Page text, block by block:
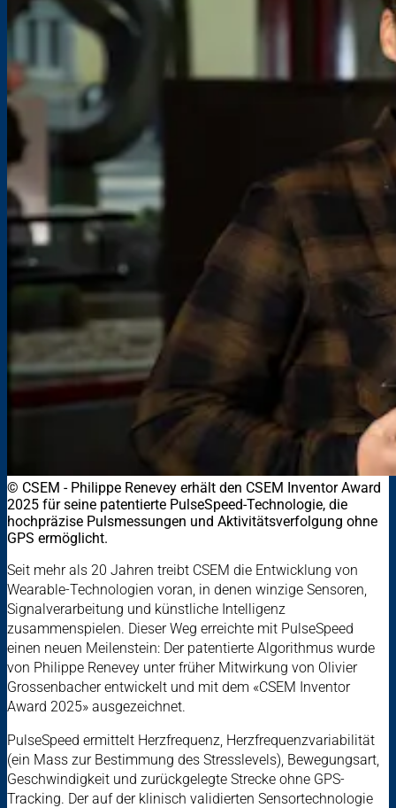
© CSEM - Philippe Renevey erhält den CSEM Inventor Award
2025 für seine patentierte PulseSpeed-Technologie, die
hochpräzise Pulsmessungen und Aktivitätsverfolgung ohne
GPS ermöglicht.
Seit mehr als 20 Jahren treibt CSEM die Entwicklung von
Wearable-Technologien voran, in denen winzige Sensoren,
Signalverarbeitung und künstliche Intelligenz
zusammenspielen. Dieser Weg erreichte mit PulseSpeed
einen neuen Meilenstein: Der patentierte Algorithmus wurde
von Philippe Renevey unter früher Mitwirkung von Olivier
Grossenbacher entwickelt und mit dem «CSEM Inventor
Award 2025» ausgezeichnet.
PulseSpeed ermittelt Herzfrequenz, Herzfrequenzvariabilität
(ein Mass zur Bestimmung des Stresslevels), Bewegungsart,
Geschwindigkeit und zurückgelegte Strecke ohne GPS-
Tracking. Der auf der klinisch validierten Sensortechnologie